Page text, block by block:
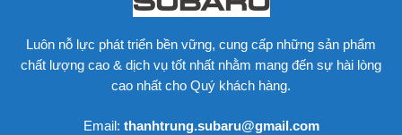
Luôn nỗ lực phát triển bền vững, cung cấp những sản phẩm
chất lượng cao & dịch vụ tốt nhất nhằm mang đến sự hài lòng
cao nhất cho Quý khách hàng.
Email: thanhtrung.subaru@gmail.com